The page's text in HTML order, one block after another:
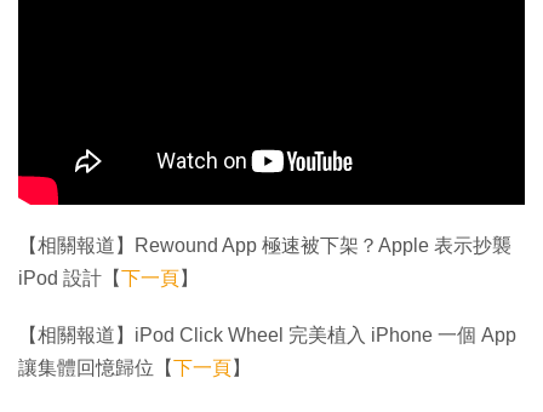
【相關報道】Rewound App 極速被下架？Apple 表示抄襲
iPod 設計【下一頁】
【相關報道】iPod Click Wheel 完美植入 iPhone 一個 App
讓集體回憶歸位【下一頁】